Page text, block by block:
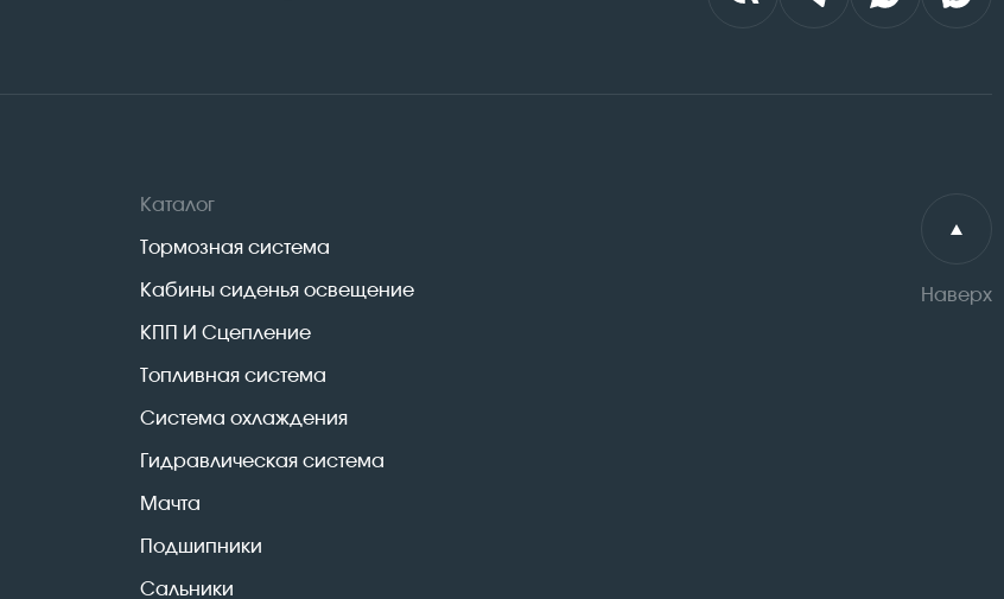
Каталог
Тормозная система
Кабины сиденья освещение
КПП И Сцепление
Топливная система
Система охлаждения
Гидравлическая система
Мачта
Подшипники
Сальники
Наверх